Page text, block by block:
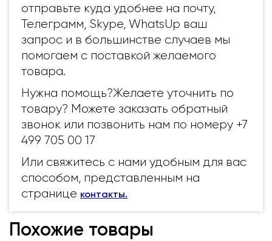
отправьте куда удобнее на почту,
Телеграмм, Skype, WhatsUp ваш
запрос и в большинстве случаев мы
помогаем с поставкой желаемого
товара.
Нужна помощь?Желаете уточнить по
товару? Можете заказать обратный
звонок или позвонить нам по номеру +7
499 705 00 17
Или свяжитесь с нами удобным для вас
способом, представленным на
странице контакты.
Похожие товары